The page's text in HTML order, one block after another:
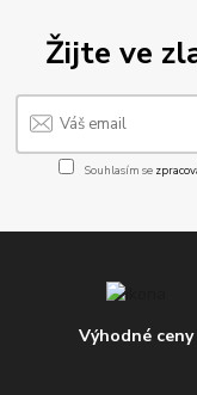
Žijte ve
Souhlasím se
Výhodné ceny